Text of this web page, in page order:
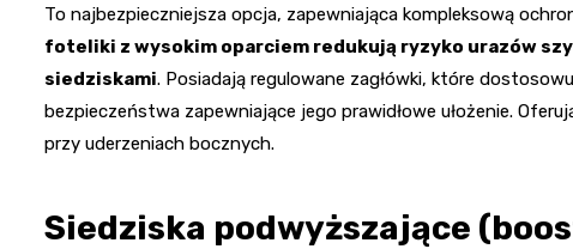
To najbezpieczniejsza opcja, zapewniająca kompleksową
foteliki z wysokim oparciem redukują ryzyko urazów
siedziskami. Posiadają regulowane zagłówki, które
bezpieczeństwa zapewniające jego prawidłowe ułożenie.
przy uderzeniach bocznych.
Siedziska podwyższające